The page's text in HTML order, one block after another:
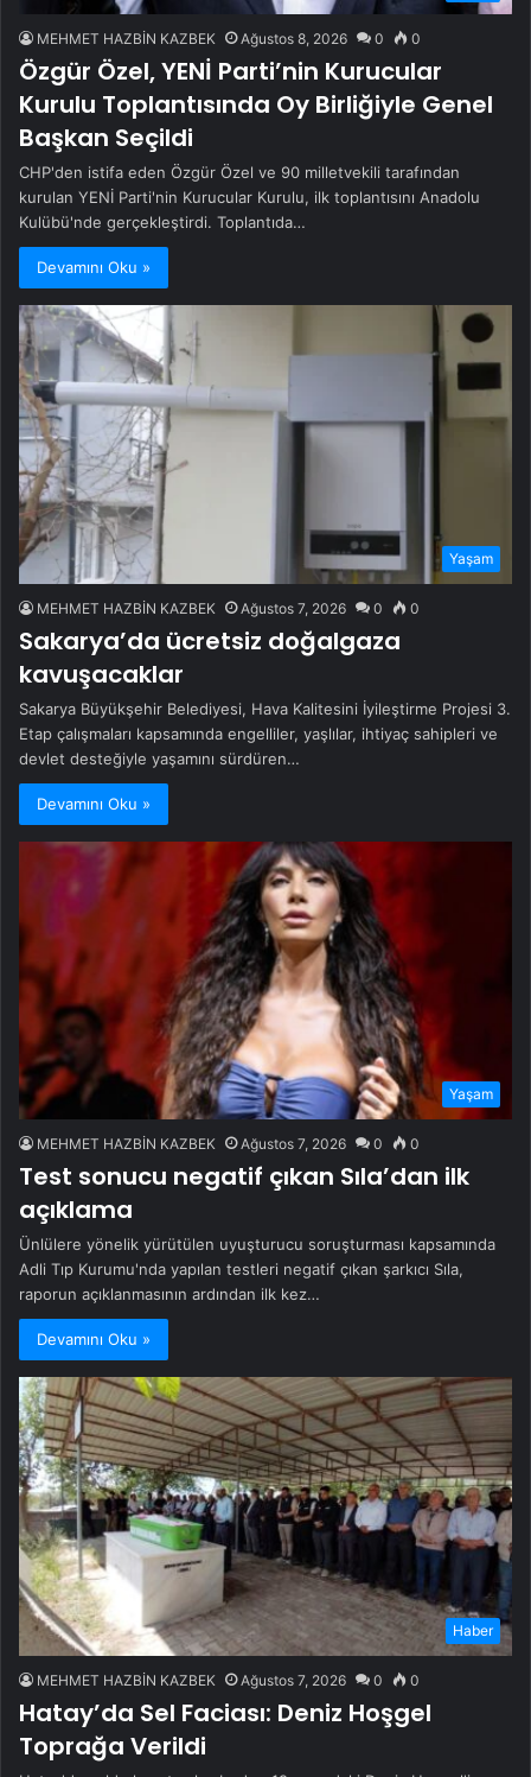
MEHMET HAZBİN KAZBEK Ağustos 8, 2026 0 0
Özgür Özel, YENİ Parti’nin Kurucular
Kurulu Toplantısında Oy Birliğiyle Genel
Başkan Seçildi
CHP'den istifa eden Özgür Özel ve 90 milletvekili tarafından
kurulan YENİ Parti'nin Kurucular Kurulu, ilk toplantısını Anadolu
Kulübü'nde gerçekleştirdi. Toplantıda…
Devamını Oku »
Yaşam
MEHMET HAZBİN KAZBEK Ağustos 7, 2026 0 0
Sakarya’da ücretsiz doğalgaza
kavuşacaklar
Sakarya Büyükşehir Belediyesi, Hava Kalitesini İyileştirme Projesi 3.
Etap çalışmaları kapsamında engelliler, yaşlılar, ihtiyaç sahipleri ve
devlet desteğiyle yaşamını sürdüren…
Devamını Oku »
Yaşam
MEHMET HAZBİN KAZBEK Ağustos 7, 2026 0 0
Test sonucu negatif çıkan Sıla’dan ilk
açıklama
Ünlülere yönelik yürütülen uyuşturucu soruşturması kapsamında
Adli Tıp Kurumu'nda yapılan testleri negatif çıkan şarkıcı Sıla,
raporun açıklanmasının ardından ilk kez…
Devamını Oku »
Haber
MEHMET HAZBİN KAZBEK Ağustos 7, 2026 0 0
Hatay’da Sel Faciası: Deniz Hoşgel
Toprağa Verildi